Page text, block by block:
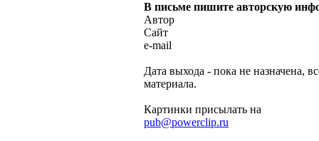
В письме пишите авторскую
Автор
Сайт
e-mail
Дата выхода - пока не назначена,
материала.
Картинки присылать на
pub@powerclip.ru